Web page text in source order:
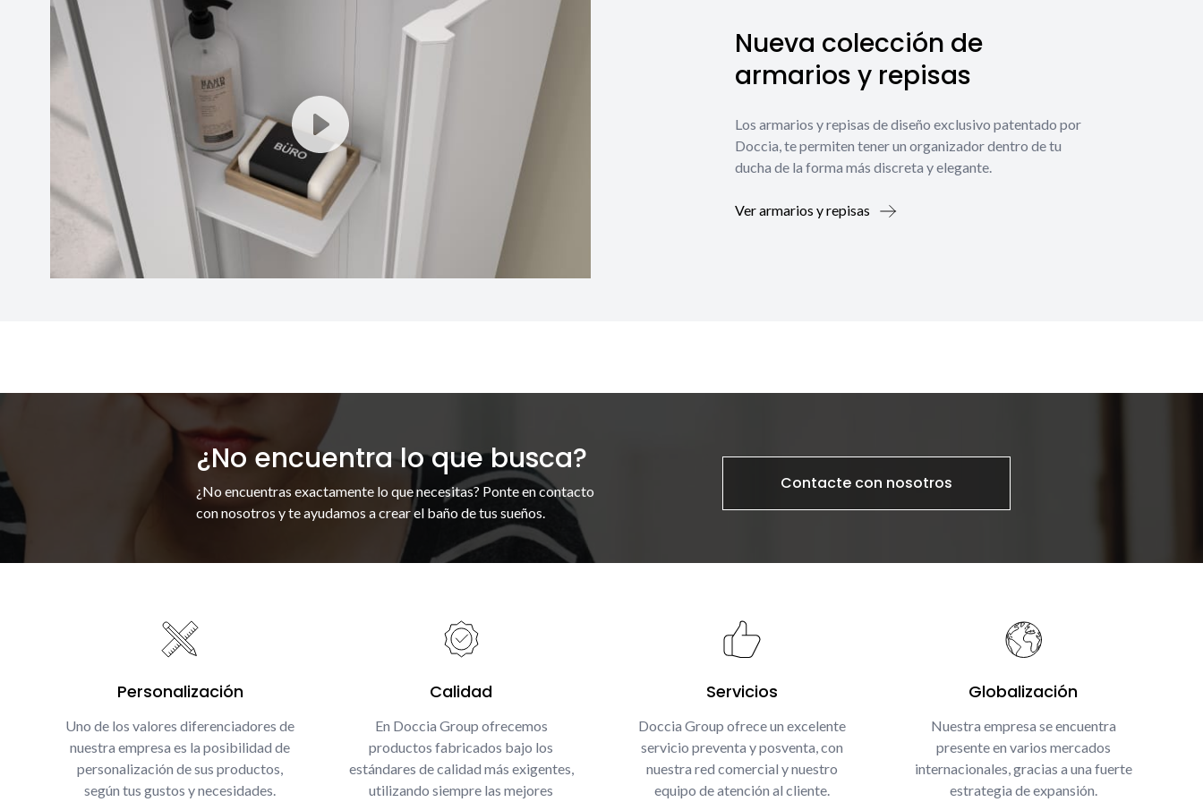
Nueva colección de
armarios y repisas
Los armarios y repisas de diseño exclusivo patentado por
Doccia, te permiten tener un organizador dentro de tu
ducha de la forma más discreta y elegante.
Ver armarios y repisas
¿No encuentra lo que busca?
¿No encuentras exactamente lo que necesitas? Ponte en contacto
con nosotros y te ayudamos a crear el baño de tus sueños.
Contacte con nosotros
Personalización
Uno de los valores diferenciadores de
nuestra empresa es la posibilidad de
personalización de sus productos,
según tus gustos y necesidades.
Calidad
En Doccia Group ofrecemos
productos fabricados bajo los
estándares de calidad más exigentes,
utilizando siempre las mejores
Servicios
Doccia Group ofrece un excelente
servicio preventa y posventa, con
nuestra red comercial y nuestro
equipo de atención al cliente.
Globalización
Nuestra empresa se encuentra
presente en varios mercados
internacionales, gracias a una fuerte
estrategia de expansión.